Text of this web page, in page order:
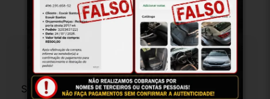
Especificações
Sem especificações cadastradas.